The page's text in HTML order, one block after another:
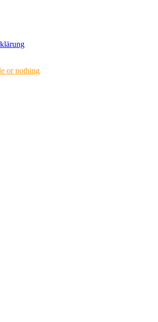
or nothing